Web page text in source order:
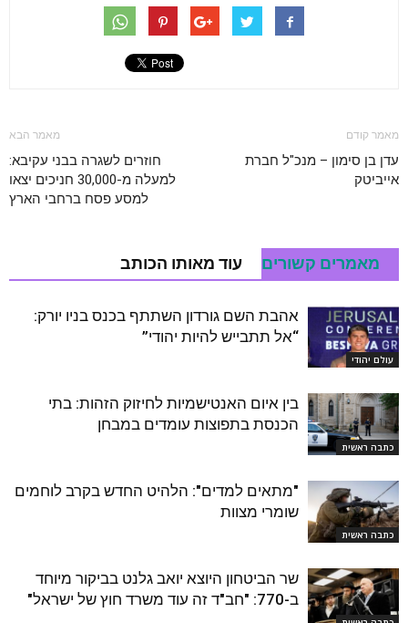
מאמר קודם
עדן בן סימון – מנכ"ל חברת
אייביטק
מאמר הבא
חוזרים לשגרה בבני עקיבא:
למעלה מ-30,000 חניכים יצאו
למסע פסח ברחבי הארץ
מאמרים קשורים עוד מאותו הכותב
עולם יהודי
אהבת השם גורדון השתתף בכנס בניו יורק:
“אל תתבייש להיות יהודי”
כתבה ראשית
בין איום האנטישמיות לחיזוק הזהות: בתי
הכנסת בתפוצות עומדים במבחן
כתבה ראשית
"מתאים למדים": הלהיט החדש בקרב לוחמים
שומרי מצוות
שר הביטחון היוצא יואב גלנט בביקור מיוחד
ב-770: "חב"ד זה עוד משרד חוץ של ישראל"